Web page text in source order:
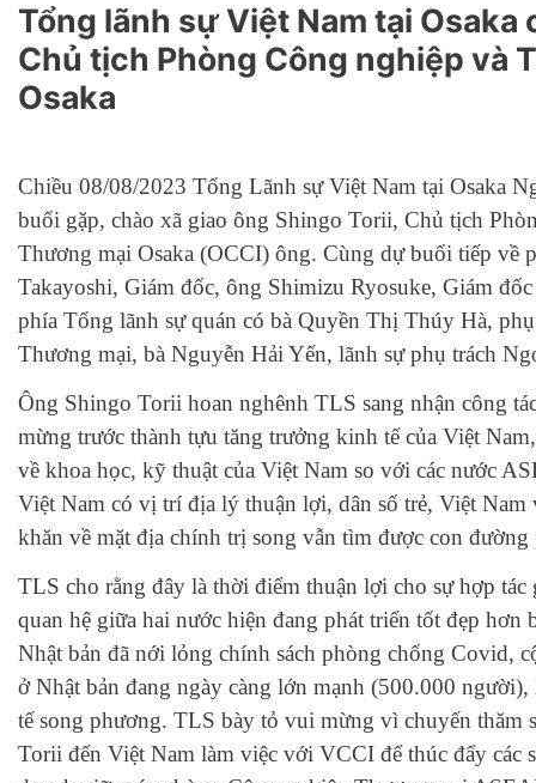
Tổng lãnh sự Việt Nam tại Osaka
Chủ tịch Phòng Công nghiệp và
Osaka
Chiều 08/08/2023 Tổng Lãnh sự Việt Nam tại Osaka
buổi gặp, chào xã giao ông Shingo Torii, Chủ tịch
Thương mại Osaka (OCCI) ông. Cùng dự buổi tiếp về
Takayoshi, Giám đốc, ông Shimizu Ryosuke, Giám
phía Tổng lãnh sự quán có bà Quyền Thị Thúy Hà,
Thương mại, bà Nguyễn Hải Yến, lãnh sự phụ trách
Ông Shingo Torii hoan nghênh TLS sang nhận công
mừng trước thành tựu tăng trưởng kinh tế của Việt
về khoa học, kỹ thuật của Việt Nam so với các nước
Việt Nam có vị trí địa lý thuận lợi, dân số trẻ, Việt Nam
khăn về mặt địa chính trị song vẫn tìm được con
TLS cho rằng đây là thời điểm thuận lợi cho sự hợp
quan hệ giữa hai nước hiện đang phát triển tốt đẹp hơn
Nhật bản đã nới lỏng chính sách phòng chống Covid,
ở Nhật bản đang ngày càng lớn mạnh (500.000
tế song phương. TLS bày tỏ vui mừng vì chuyến thăm
Torii đến Việt Nam làm việc với VCCI để thúc đẩy các